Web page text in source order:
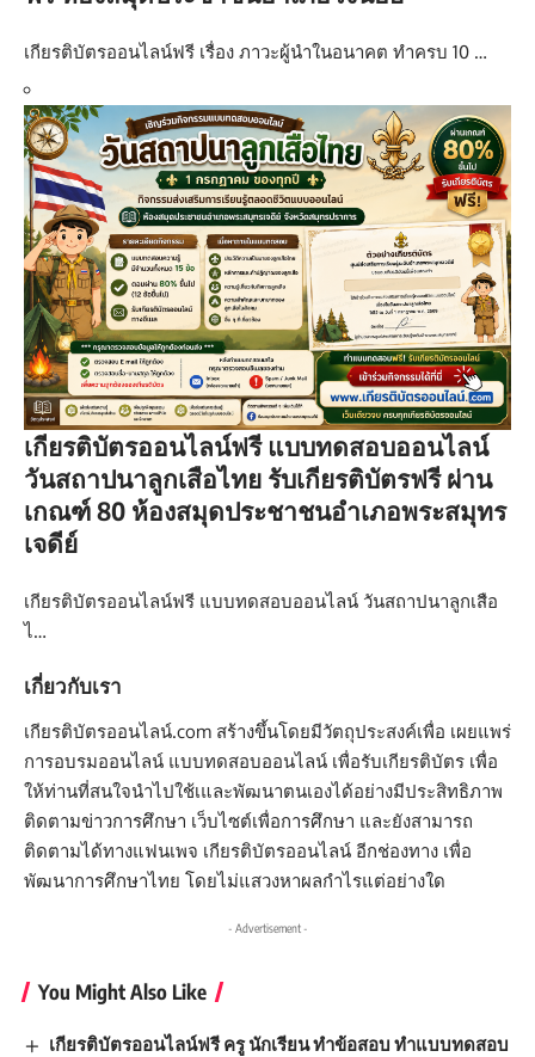
เกียรติบัตรออนไลน์ฟรี เรื่อง ภาวะผู้นำในอนาคต ทำครบ 10 …
เกียรติบัตรออนไลน์ฟรี แบบทดสอบออนไลน์
วันสถาปนาลูกเสือไทย รับเกียรติบัตรฟรี ผ่าน
เกณฑ์ 80 ห้องสมุดประชาชนอำเภอพระสมุทร
เจดีย์
เกียรติบัตรออนไลน์ฟรี แบบทดสอบออนไลน์ วันสถาปนาลูกเสือ
ไ…
เกี่ยวกับเรา
เกียรติบัตรออนไลน์.com สร้างขึ้นโดยมีวัตถุประสงค์เพื่อ เผยแพร่
การอบรมออนไลน์ แบบทดสอบออนไลน์ เพื่อรับเกียรติบัตร เพื่อ
ให้ท่านที่สนใจนำไปใช้เและพัฒนาตนเองได้อย่างมีประสิทธิภาพ
ติดตามข่าวการศึกษา เว็บไซต์เพื่อการศึกษา และยังสามารถ
ติดตามได้ทางแฟนเพจ เกียรติบัตรออนไลน์ อีกช่องทาง เพื่อ
พัฒนาการศึกษาไทย โดยไม่แสวงหาผลกำไรแต่อย่างใด
- Advertisement -
You Might Also Like
เกียรติบัตรออนไลน์ฟรี ครู นักเรียน ทำข้อสอบ ทำแบบทดสอบ